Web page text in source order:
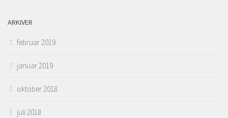
ARKIVER
februar 2019
januar 2019
oktober 2018
juli 2018